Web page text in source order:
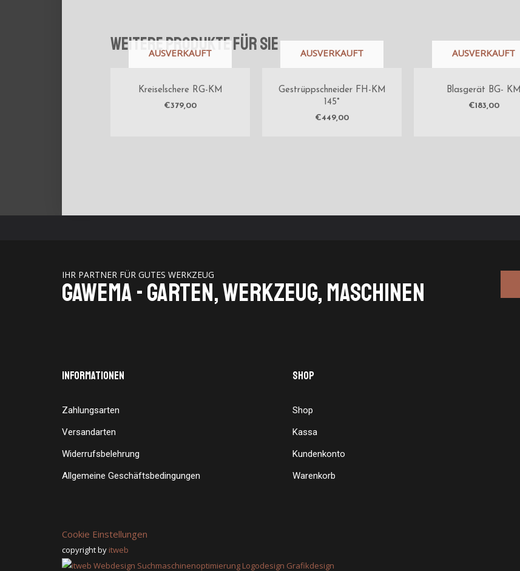
Weitere Produkte für Sie
AUSVERKAUFT
Kreiselschere RG-KM
€379,00
AUSVERKAUFT
Gestrüppschneider FH-KM
145°
€449,00
AUSVERKAUFT
Blasgerät BG- KM
€183,00
IHR PARTNER FÜR GUTES WERKZEUG
GaWeMA - Garten, Werkzeug, Maschinen
Informationen
Zahlungsarten
Versandarten
Widerrufsbelehrung
Allgemeine Geschäftsbedingungen
Shop
Shop
Kassa
Kundenkonto
Warenkorb
Cookie Einstellungen
copyright by itweb